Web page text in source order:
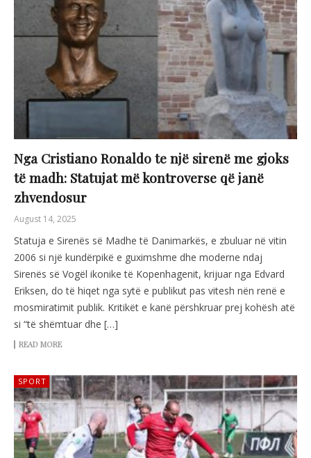
Nga Cristiano Ronaldo te një sirenë me gjoks
të madh: Statujat më kontroverse që janë
zhvendosur
August 14, 2025
Statuja e Sirenës së Madhe të Danimarkës, e zbuluar në vitin
2006 si një kundërpikë e guximshme dhe moderne ndaj
Sirenës së Vogël ikonike të Kopenhagenit, krijuar nga Edvard
Eriksen, do të hiqet nga sytë e publikut pas vitesh nën renë e
mosmiratimit publik. Kritikët e kanë përshkruar prej kohësh atë
si “të shëmtuar dhe […]
READ MORE
SPORT